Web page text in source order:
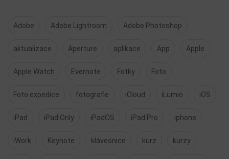
Adobe Adobe Lightroom Adobe Photoshop
aktualizace Aperture aplikace App Apple
Apple Watch Evernote Fotky Foto
Foto expedice fotografie iCloud iLumio iOS
iPad iPad Only iPadOS iPad Pro iphone
iWork Keynote klávesnice kurz kurzy